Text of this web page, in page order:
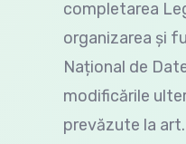
completarea
organizarea și
Național de
modificările
prevăzute la